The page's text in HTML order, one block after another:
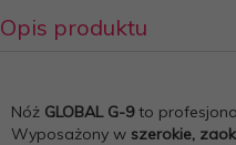
Opis produktu
Nóż GLOBAL G-9to
Wyposażony w szerokie,